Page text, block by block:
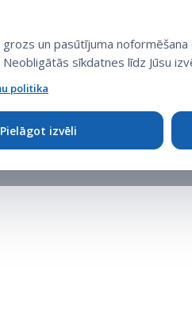
un pasūtījuma
sīkdatnes līdz Jūsu
politika
Pielāgot izvēli